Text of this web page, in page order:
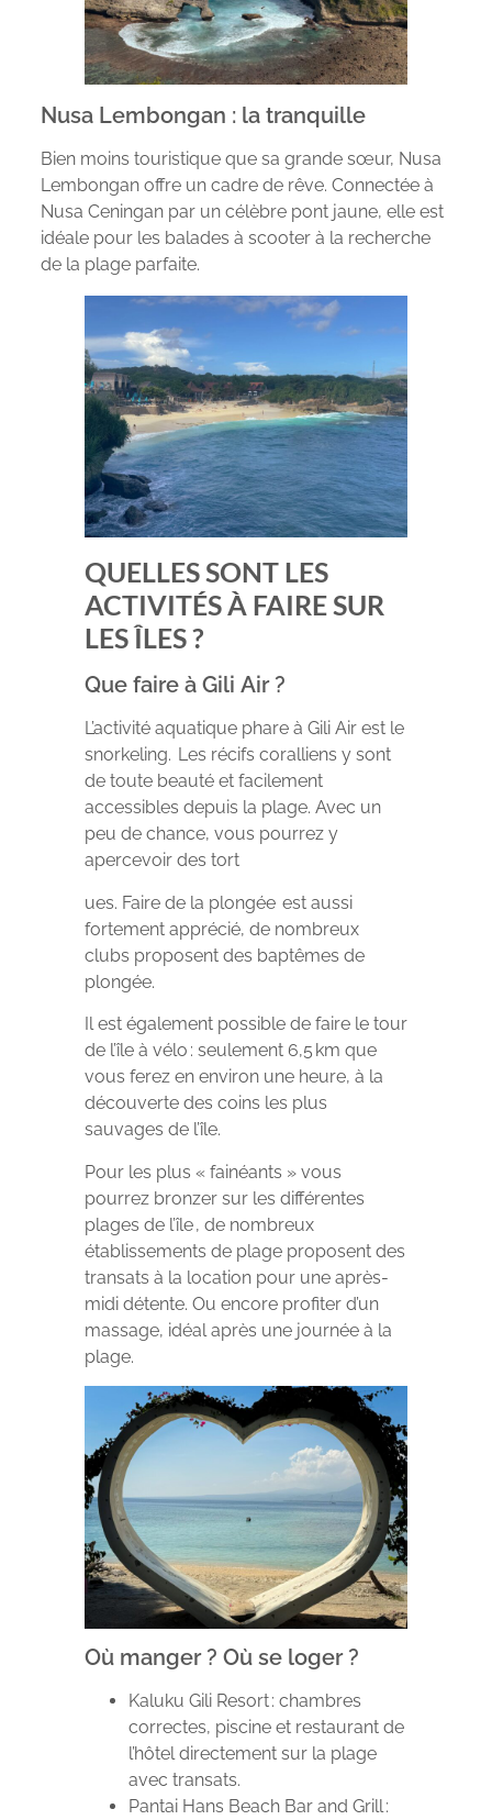
Nusa Lembongan : la tranquille
Bien moins touristique que sa grande sœur, Nusa
Lembongan offre un cadre de rêve. Connectée à
Nusa Ceningan par un célèbre pont jaune, elle est
idéale pour les balades à scooter à la recherche
de la plage parfaite.
QUELLES SONT LES
ACTIVITÉS À FAIRE SUR
LES ÎLES ?
Que faire à Gili Air ?
L’activité aquatique phare à Gili Air est le
snorkeling. Les récifs coralliens y sont
de toute beauté et facilement
accessibles depuis la plage. Avec un
peu de chance, vous pourrez y
apercevoir des tort
ues. Faire de la plongée est aussi
fortement apprécié, de nombreux
clubs proposent des baptêmes de
plongée.
Il est également possible de faire le tour
de l’île à vélo : seulement 6,5 km que
vous ferez en environ une heure, à la
découverte des coins les plus
sauvages de l’île.
Pour les plus « fainéants » vous
pourrez bronzer sur les différentes
plages de l’île , de nombreux
établissements de plage proposent des
transats à la location pour une après-
midi détente. Ou encore profiter d’un
massage, idéal après une journée à la
plage.
Où manger ? Où se loger ?
Kaluku Gili Resort : chambres
correctes, piscine et restaurant de
l’hôtel directement sur la plage
avec transats.
Pantai Hans Beach Bar and Grill :